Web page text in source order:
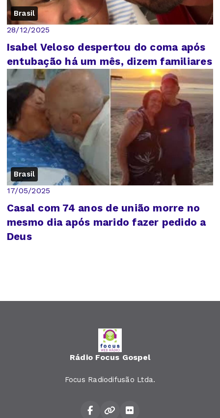
Brasil
28/12/2025
Isabel Veloso despertou do coma após
entubação há um mês, dizem familiares
Brasil
17/05/2025
Casal com 74 anos de união morre no
mesmo dia após marido fazer pedido a
Deus
Rádio Focus Gospel
Focus Radiodifusão Ltda.